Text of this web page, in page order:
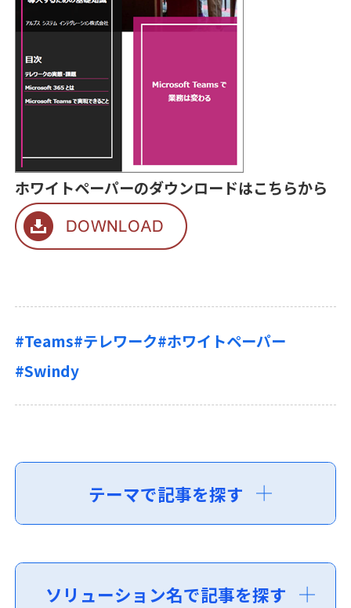
ホワイトペーパーのダウンロードはこちらから
#Teams#テレワーク#ホワイトペーパー
#Swindy
テーマで記事を探す
ソリューション名で記事を探す